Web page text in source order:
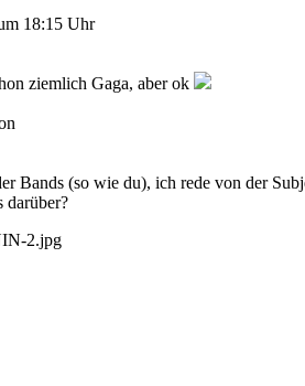
18:15 Uhr
ziemlich Gaga, aber ok
Bands (so wie du), ich rede von der
darüber?